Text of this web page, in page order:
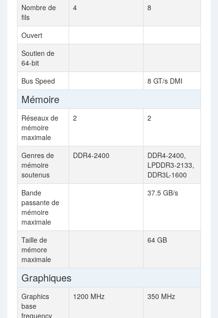
Nombre de
fils
4 8
Ouvert
Soutien de
64-bit
Bus Speed
8 GT/s DMI
Mémoire
Réseaux de
mémoire
maximale
2 2
Genres de
mémoire
soutenus
DDR4-2400
DDR4-2400,
LPDDR3-2133,
DDR3L-1600
Bande
passante de
mémoire
maximale
37.5 GB/s
Taille de
mémore
maximale
64 GB
Graphiques
Graphics
base
frequency
1200 MHz 350 MHz